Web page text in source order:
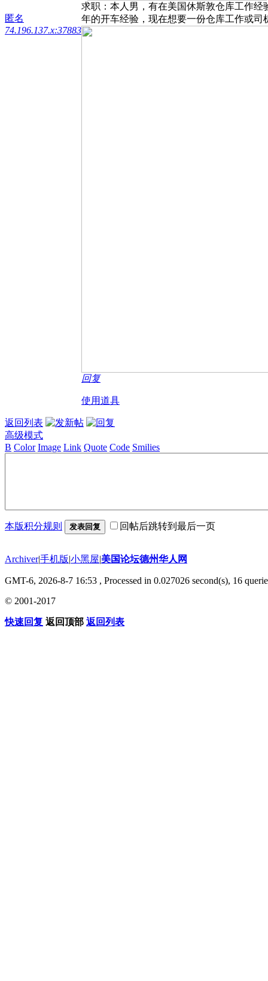
匿名
74.196.137.x:37883
求职：本人男，有在美国休斯敦仓库工作
年的开车经验，现在想要一份仓库工作或司
回复
使用道具
返回列表
高级模式
B Color Image Link Quote Code Smilies
本版积分规则 发表回复 回帖后跳转到最后一页
Archiver|手机版|小黑屋|美国论坛德州华人网
GMT-6, 2026-8-7 16:53 , Processed in 0.027026 second(s), 16
© 2001-2017
快速回复 返回顶部 返回列表